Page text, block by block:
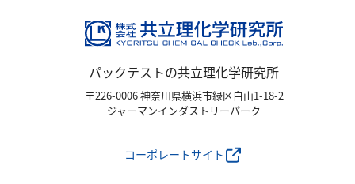
パックテストの共立理化学研究所
〒226-0006 神奈川県横浜市緑区白山1-18-2
ジャーマンインダストリーパーク
コーポレートサイト